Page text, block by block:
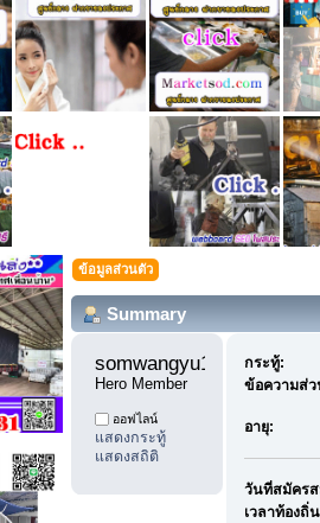
ข้อมูลส่วนตัว
Summary
Hero Member
ออฟไลน์
แสดงกระทู้
แสดงสถิติ
กระทู้:
ข้อความส่
อายุ:
วันที่สมัคร
เวลาท้องถิ่